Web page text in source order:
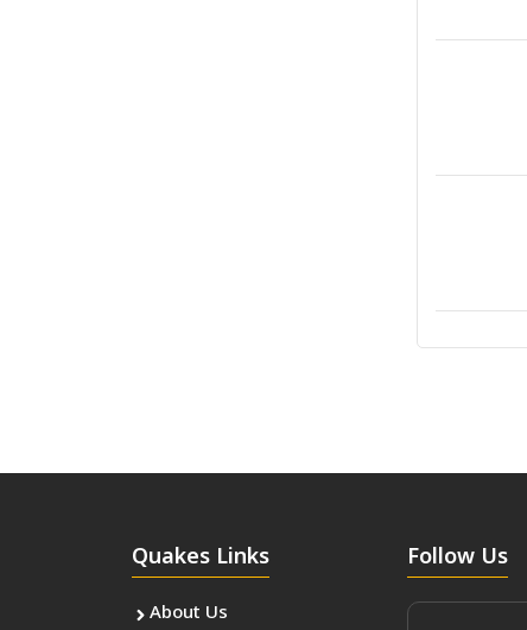
Quakes Links
About Us
Follow Us